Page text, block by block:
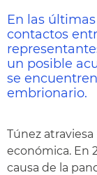
En las
contactos
un posible
se
embrionario.
Túnez
económica. En
causa de la